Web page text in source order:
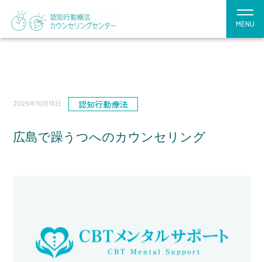
MENU
2025年10月13日 認知行動療法
広島で躁うつへのカウンセリング